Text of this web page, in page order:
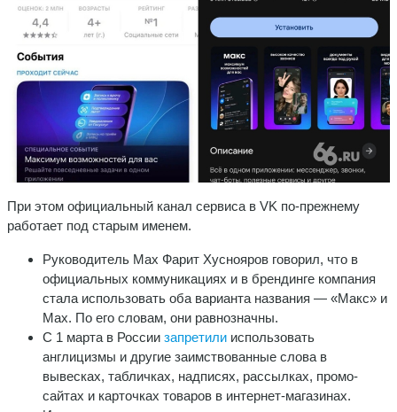
При этом официальный канал сервиса в VK по-прежнему
работает под старым именем.
Руководитель Max Фарит Хуснояров говорил, что в
официальных коммуникациях и в брендинге компания
стала использовать оба варианта названия — «Макс» и
Max. По его словам, они равнозначны.
С 1 марта в России запретили использовать
англицизмы и другие заимствованные слова в
вывесках, табличках, надписях, рассылках, промо-
сайтах и карточках товаров в интернет-магазинах.